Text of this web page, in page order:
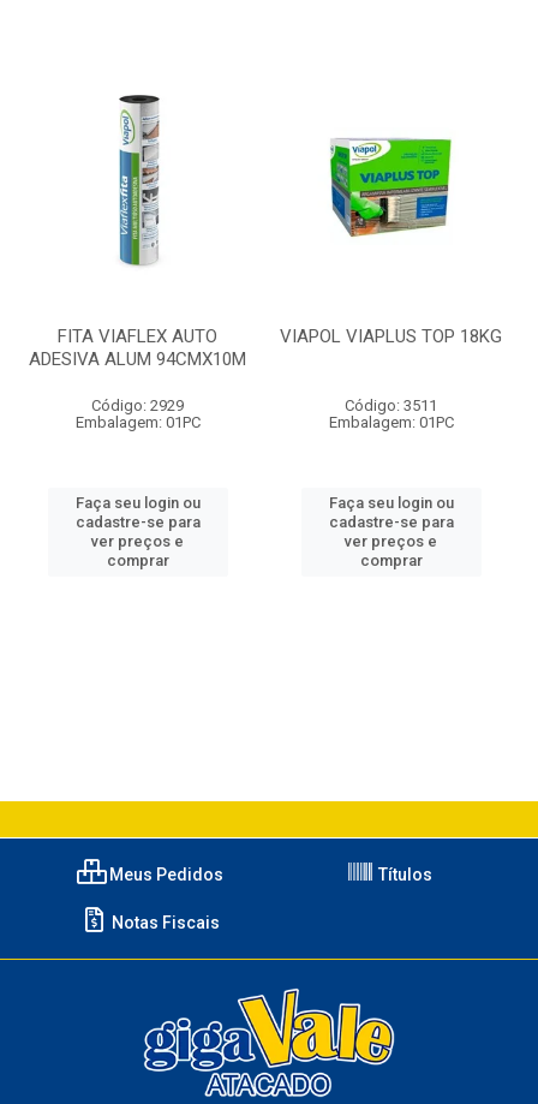
FITA VIAFLEX AUTO
ADESIVA ALUM 94CMX10M
Código: 2929
Embalagem: 01PC
Faça seu login ou
cadastre-se para
ver preços e
comprar
VIAPOL VIAPLUS TOP 18KG
Código: 3511
Embalagem: 01PC
Faça seu login ou
cadastre-se para
ver preços e
comprar
Meus Pedidos Títulos
Notas Fiscais